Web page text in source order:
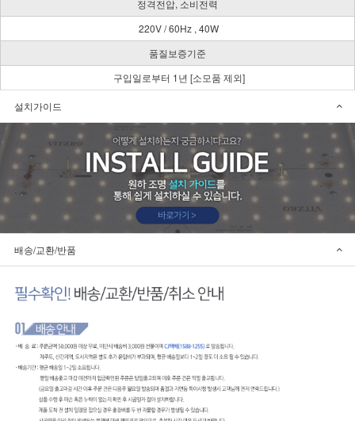
정격전압, 소비전력
220V / 60Hz , 40W
품질보증기준
구입일로부터 1년 [소모품 제외]
설치가이드
배송/교환/반품